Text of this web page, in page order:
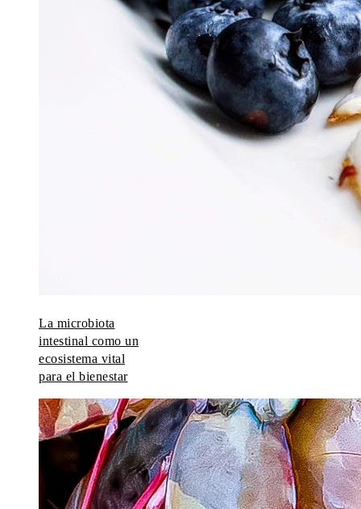
La microbiota
intestinal como un
ecosistema vital
para el bienestar